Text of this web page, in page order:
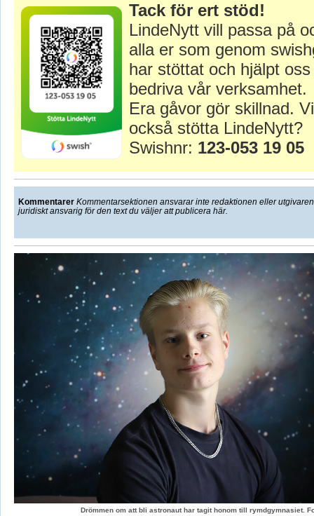
Tack för ert stöd!
LindeNytt vill passa på
alla er som genom
har stöttat och hjälpt
bedriva vår verksamhet.
Era gåvor gör skillnad.
också stötta LindeNytt?
Swishnr: 123-053 19 05
Kommentarer Kommentarsektionen ansvarar inte redaktionen eller
juridiskt ansvarig för den text du väljer att publicera här.
Drömmen om att bli astronaut har tagit honom till rymdgymnasiet.